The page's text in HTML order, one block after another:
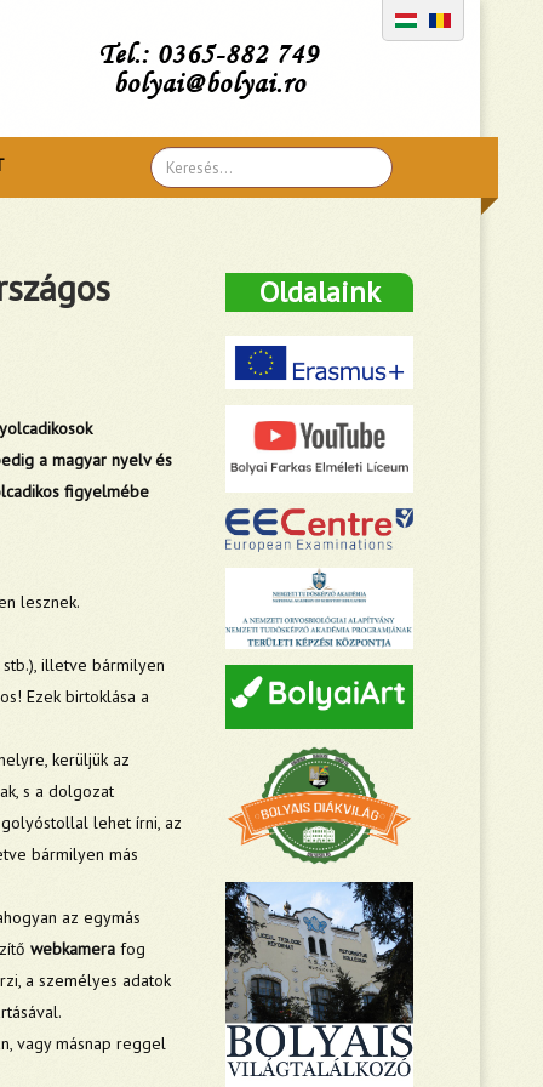
Tel.: 0365-882 749
bolyai@bolyai.ro
Search
...
a magyar nyelv és
figyelmébe
lesznek.
illetve bármilyen
Ezek birtoklása a
kerüljük az
s a dolgozat
lehet írni, az
bármilyen más
az egymás
webkamerafog
a személyes adatok
vagy másnap reggel
Oldalaink